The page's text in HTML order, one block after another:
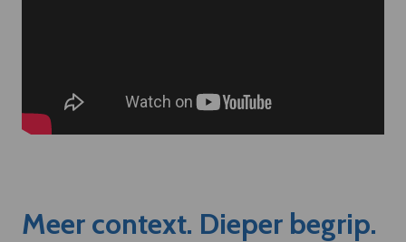
Meer context. Dieper begrip.